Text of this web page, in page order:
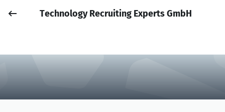
Anmelden
Job posten
Technology Recruiting Experts GmbH